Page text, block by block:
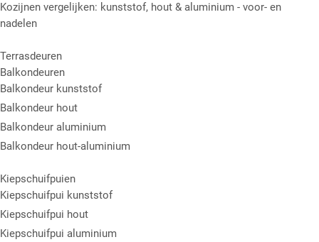
Kozijnen vergelijken: kunststof, hout & aluminium - voor- en
nadelen
Terrasdeuren
Balkondeuren
Balkondeur kunststof
Balkondeur hout
Balkondeur aluminium
Balkondeur hout-aluminium
Kiepschuifpuien
Kiepschuifpui kunststof
Kiepschuifpui hout
Kiepschuifpui aluminium